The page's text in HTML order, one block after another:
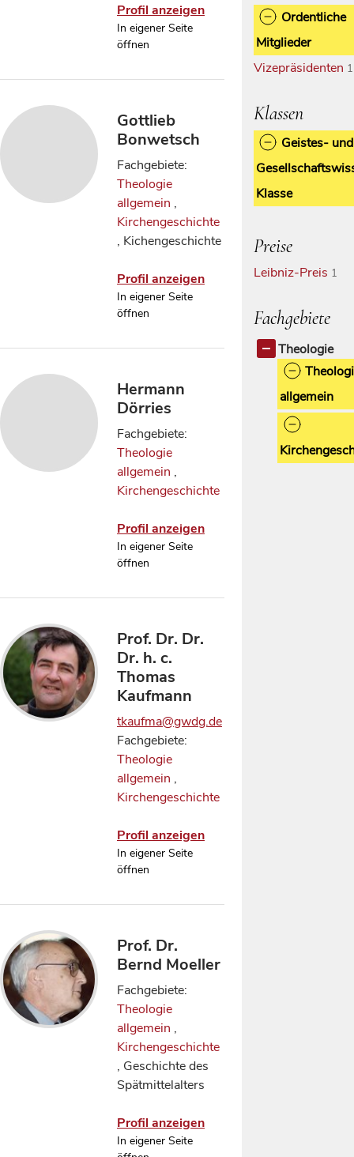
Profil anzeigen
In eigener Seite
öffnen
Gottlieb
Bonwetsch
Fachgebiete:
Theologie
allgemein ,
Kirchengeschichte
, Kichengeschichte
Profil anzeigen
In eigener Seite
öffnen
Hermann
Dörries
Fachgebiete:
Theologie
allgemein ,
Kirchengeschichte
Profil anzeigen
In eigener Seite
öffnen
Prof. Dr. Dr.
Dr. h. c.
Thomas
Kaufmann
tkaufma@gwdg.de
Fachgebiete:
Theologie
allgemein ,
Kirchengeschichte
Profil anzeigen
In eigener Seite
öffnen
Prof. Dr.
Bernd Moeller
Fachgebiete:
Theologie
allgemein ,
Kirchengeschichte
, Geschichte des
Spätmittelalters
Profil anzeigen
In eigener Seite
Ordentliche
Mitglieder
Vizepräsidenten 1
Klassen
Geistes- und
Klasse
Preise
Leibniz-Preis 1
Fachgebiete
Theologie
allgemein